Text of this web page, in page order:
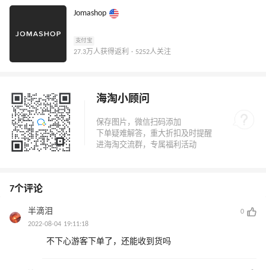
Jomashop
支付宝
27.3万人获得返利 · 5252人关注
海淘小顾问
7个评论
半滴泪
0
2022-08-04 19:11:18
不下心游客下单了，还能收到货吗